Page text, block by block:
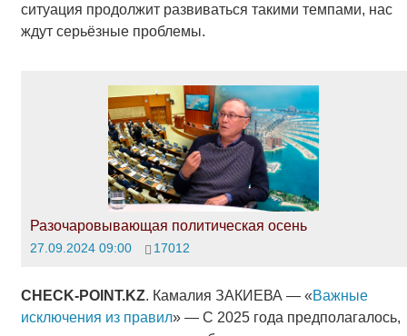
ситуация продолжит развиваться такими темпами, нас
ждут серьёзные проблемы.
Разочаровывающая политическая осень
27.09.2024 09:00 17012
CHECK-POINT.KZ. Камалия ЗАКИЕВА — «Важные
исключения из правил» — С 2025 года предполагалось,